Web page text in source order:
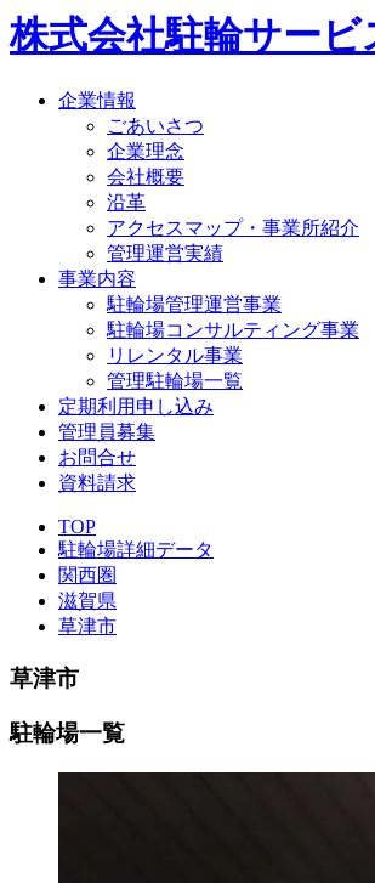
株式会社駐輪サービ
企業情報
ごあいさつ
企業理念
会社概要
沿革
アクセスマップ・事業所紹介
管理運営実績
事業内容
駐輪場管理運営事業
駐輪場コンサルティング事業
リレンタル事業
管理駐輪場一覧
定期利用申し込み
管理員募集
お問合せ
資料請求
TOP
駐輪場詳細データ
関西圏
滋賀県
草津市
草津市
駐輪場一覧